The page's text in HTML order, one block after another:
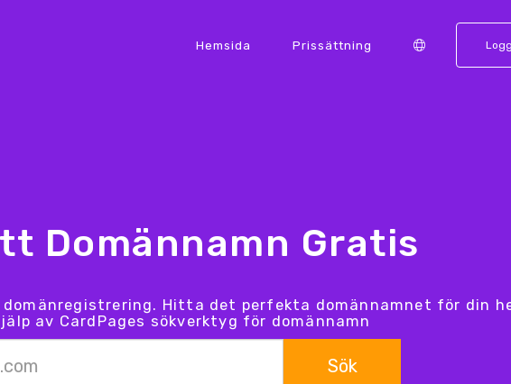
Hemsida Prissättning
Domännamn Gratis
Hitta det perfekta domännamnet för din
av CardPages sökverktyg för domännamn
Sök